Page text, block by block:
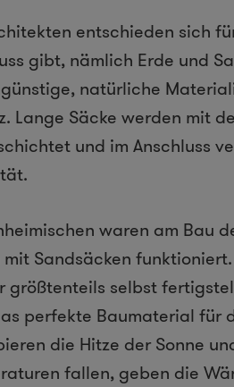
entschieden sich
gibt, nämlich Erde und
natürliche
Lange Säcke werden mit
und im Anschluss
waren am Bau
mit Sandsäcken
größtenteils selbst
perfekte Baumaterial für
die Hitze der Sonne
fallen, geben die